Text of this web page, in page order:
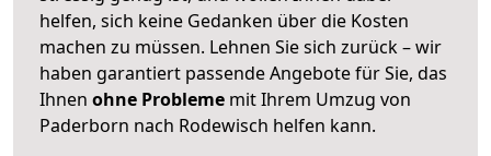
helfen, sich keine Gedanken über die Kosten
machen zu müssen. Lehnen Sie sich zurück – wir
haben garantiert passende Angebote für Sie, das
Ihnen ohne Probleme mit Ihrem Umzug von
Paderborn nach Rodewisch helfen kann.